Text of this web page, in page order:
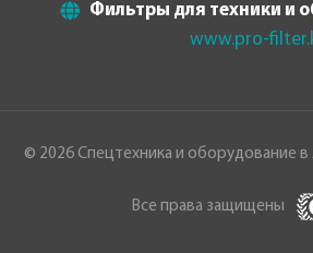
Фильтры для техники и
www.pro-
© 2026 Спецтехника и оборудование в
Все права защищены